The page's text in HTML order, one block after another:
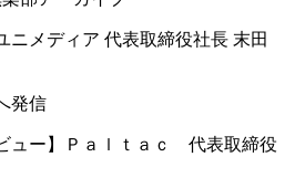
ニメディア 代表取締役社長 末田
発信